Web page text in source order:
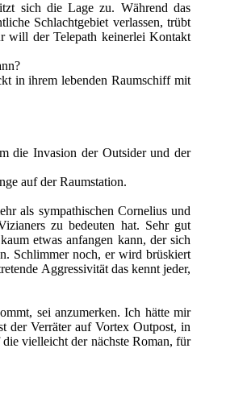
sich die Lage zu. Während das
Schlachtgebiet verlassen, trübt
will der Telepath keinerlei Kontakt
in ihrem lebenden Raumschiff mit
die Invasion der Outsider und der
auf der Raumstation.
als sympathischen Cornelius und
zu bedeuten hat. Sehr gut
etwas anfangen kann, der sich
Schlimmer noch, er wird brüskiert
Aggressivität das kennt jeder,
sei anzumerken. Ich hätte mir
der Verräter auf Vortex Outpost, in
vielleicht der nächste Roman, für